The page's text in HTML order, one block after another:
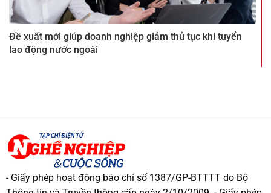
Đề xuất mới giúp doanh nghiệp giảm thủ tục khi tuyển
lao động nước ngoài
- Giấy phép hoạt động báo chí số 1387/GP-BTTTT do Bộ